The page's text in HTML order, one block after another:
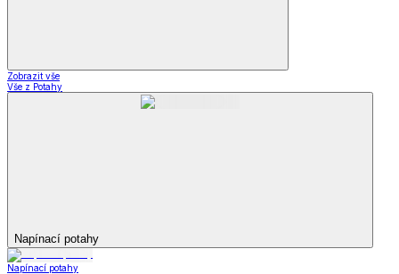
Zobrazit vše
Vše z Potahy
Napínací potahy
Napínací potahy